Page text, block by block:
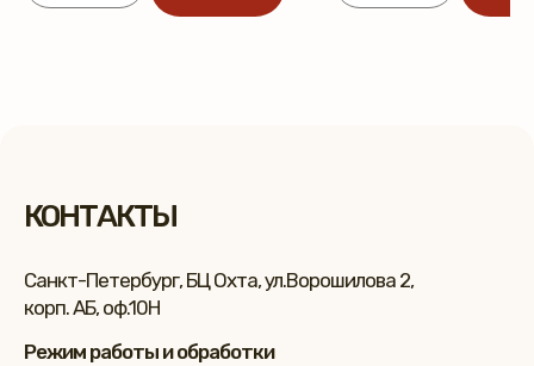
Санкт-Петербург, БЦ Охта, ул.Ворошилова 2,
корп. АБ, оф.10Н
Режим работы и обработки
КОНТАКТЫ